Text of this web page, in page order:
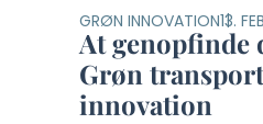
GRØN INNOVATION13.
At genopfinde
Grøn
innovation